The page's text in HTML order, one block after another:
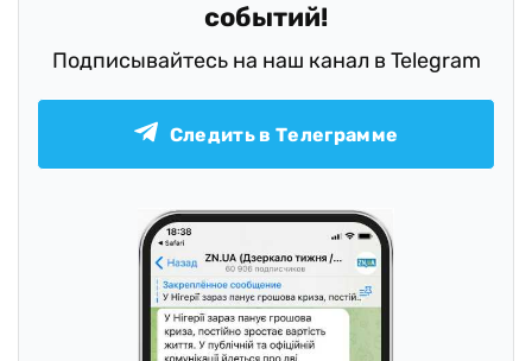
событий!
Подписывайтесь на наш канал в Telegram
Следить в Телеграмме